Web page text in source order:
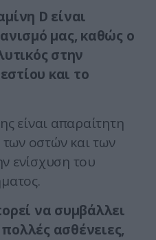
D είναι
μας, καθώς ο
στην
και το
είναι απαραίτητη
οστών και των
ενίσχυση του
να συμβάλλει
ασθένειες,